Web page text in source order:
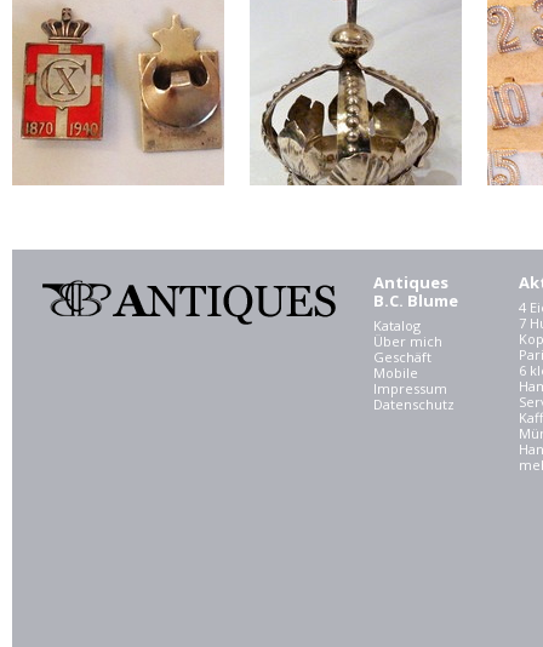
Antiques
B.C. Blume
Katalog
Über mich
Geschäft
Mobile
Impressum
Datenschutz
4
7
6